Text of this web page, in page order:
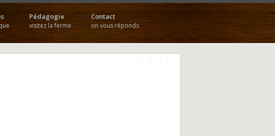
Pédagogie
visitez la ferme
Contact
on vous réponds